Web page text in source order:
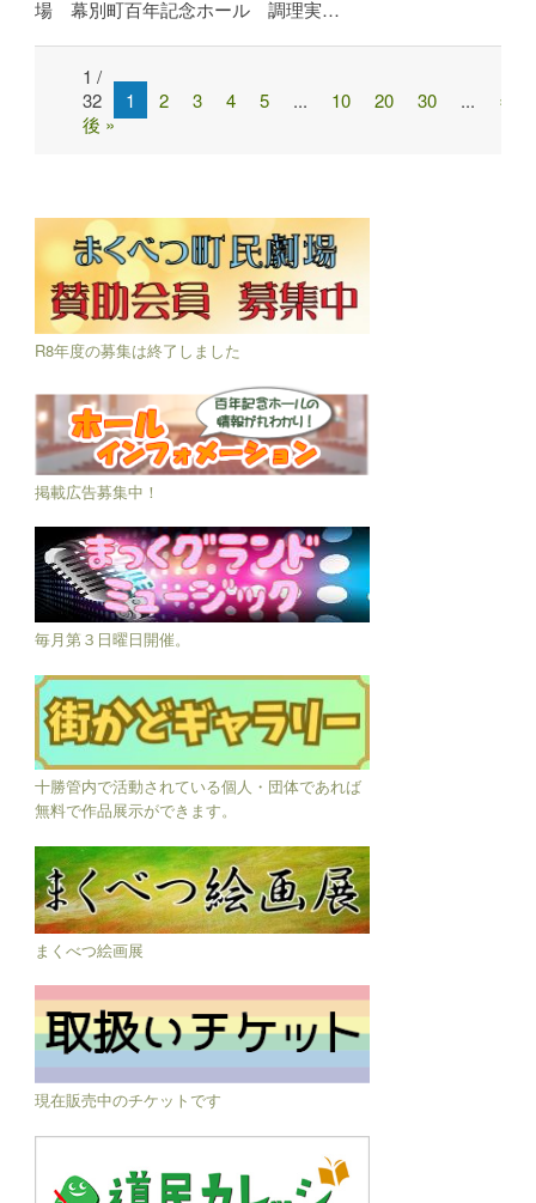
場 幕別町百年記念ホール 調理実…
Post
navigation
1 /
32
1 2 3 4 5 ... 10 20 30 ... »
後 »
R8年度の募集は終了しました
掲載広告募集中！
毎月第３日曜日開催。
十勝管内で活動されている個人・団体であれば
無料で作品展示ができます。
まくべつ絵画展
現在販売中のチケットです